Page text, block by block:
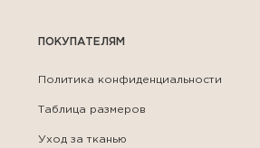
ПОКУПАТЕЛЯМ
Политика конфиденциальности
Таблица размеров
Уход за тканью